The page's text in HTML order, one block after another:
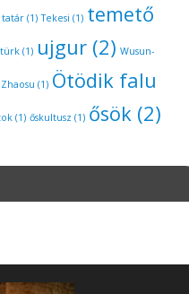
tatár(1) Tekesi (1) temető
türk(1) ujgur(2) Wusun-
Zhaosu (1) Ötödik falu
(1) őskultusz (1) ősök(2)